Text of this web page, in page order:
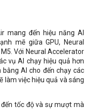
mang đến hiệu năng AI
mẽ giữa GPU, Neural
Với Neural Accelerator
vụ AI chạy hiệu quả hơn
AI cho đến chạy các
làm việc hiệu quả và sáng
tốc độ và sự mượt mà